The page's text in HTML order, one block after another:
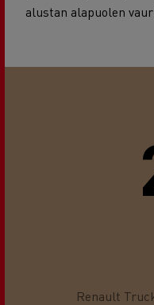
alustan alapuolen
Renault